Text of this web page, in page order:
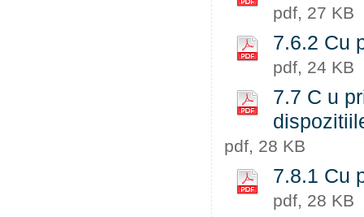
pdf, 27 KB
7.6.2 Cu
pdf, 24 KB
7.7 C u
pdf, 28 KB
7.8.1 Cu
pdf, 28 KB